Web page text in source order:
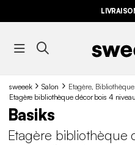
sweeek Salon
Etagère, Bibliothèque
Etagère bibliothèque décor bois 4
Basiks
Etagère bibliothèque